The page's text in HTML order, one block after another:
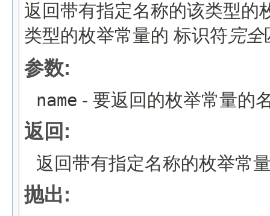
返回带有指定名称的该类型的
类型的枚举常量的 标识符完全
参数:
name - 要返回的枚举常量的
返回:
返回带有指定名称的枚举常
抛出: